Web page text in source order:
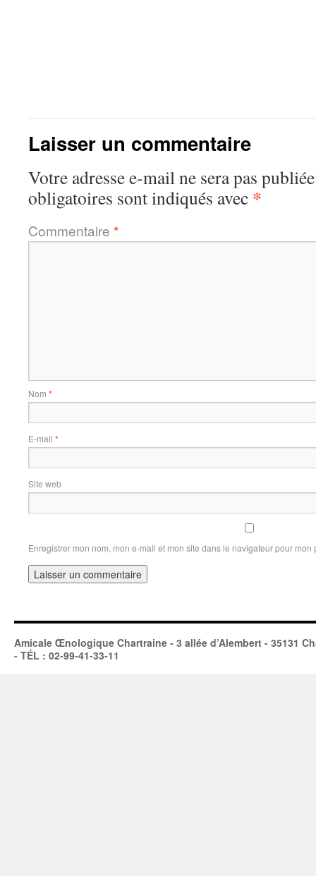
Laisser un commentaire
Votre adresse e-mail ne sera pas
obligatoires sont indiqués avec *
Commentaire *
Nom *
E-mail *
Site web
Enregistrer mon nom, mon e-mail et mon site dans le navigateur pour
Amicale Œnologique Chartraine - 3 allée d’Alembert - 35131
- TÉL : 02-99-41-33-11